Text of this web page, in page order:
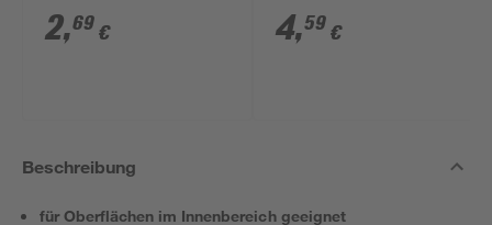
2,69 € 4,59 €
Beschreibung
für Oberflächen im Innenbereich geeignet